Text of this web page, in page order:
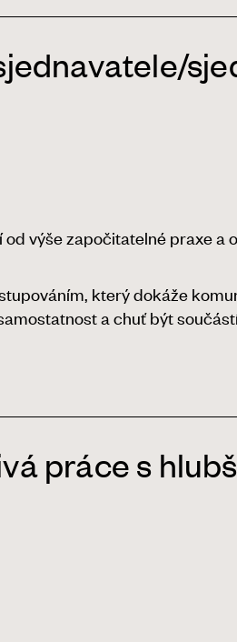
výše započitatelné praxe a
který dokáže
a chuť být
práce s